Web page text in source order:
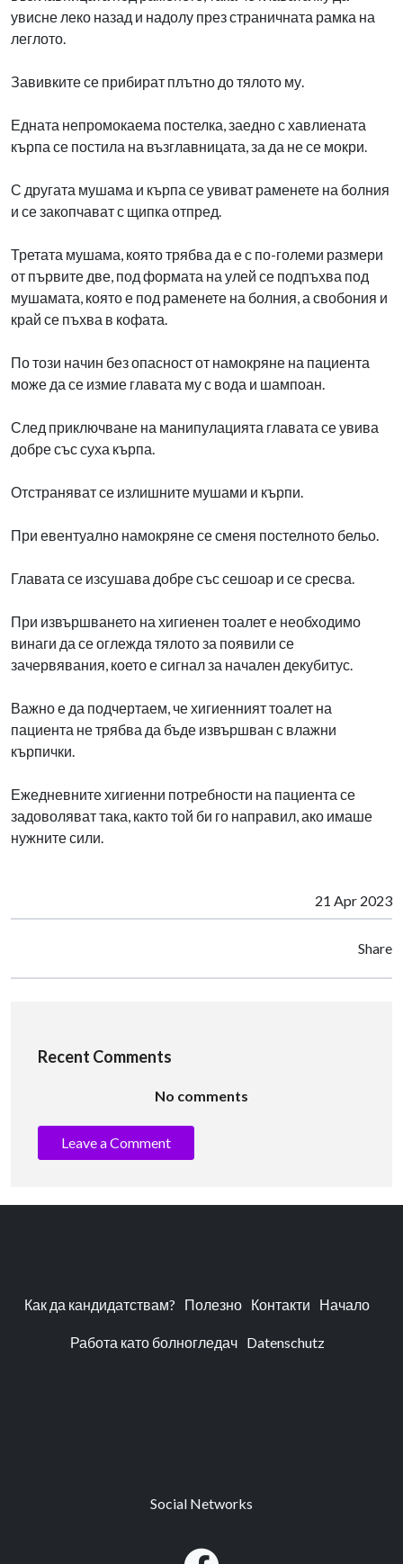
увисне леко назад и надолу през страничната рамка на
леглото.
Завивките се прибират плътно до тялото му.
Едната непромокаема постелка, заедно с хавлиената
кърпа се постила на възглавницата, за да не се мокри.
С другата мушама и кърпа се увиват раменете на болния
и се закопчават с щипка отпред.
Третата мушама, която трябва да е с по-големи размери
от първите две, под формата на улей се подпъхва под
мушамата, която е под раменете на болния, а свобония и
край се пъхва в кофата.
По този начин без опасност от намокряне на пациента
може да се измие главата му с вода и шампоан.
След приключване на манипулацията главата се увива
добре със суха кърпа.
Отстраняват се излишните мушами и кърпи.
При евентуално намокряне се сменя постелното бельо.
Главата се изсушава добре със сешоар и се сресва.
При извършването на хигиенен тоалет е необходимо
винаги да се оглежда тялото за появили се
зачервявания, което е сигнал за начален декубитус.
Важно е да подчертаем, че хигиенният тоалет на
пациента не трябва да бъде извършван с влажни
кърпички.
Ежедневните хигиенни потребности на пациента се
задоволяват така, както той би го направил, ако имаше
нужните сили.
21 Apr 2023
Share
Recent Comments
No comments
Leave a Comment
Как да кандидатствам? Полезно Контакти Начало
Работа като болногледач Datenschutz
Social Networks